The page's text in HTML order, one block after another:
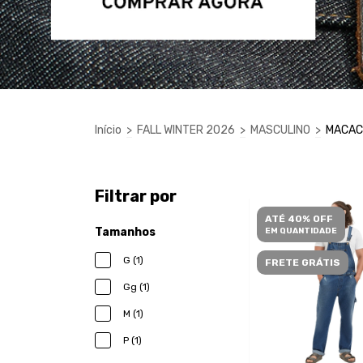
Início > FALL WINTER 2026 > MASCULINO >
Filtrar por
Tamanhos
G (1)
Gg (1)
M (1)
P (1)
ATÉ 40% OFF
EM QUANTIDADE
FRETE GRÁTIS